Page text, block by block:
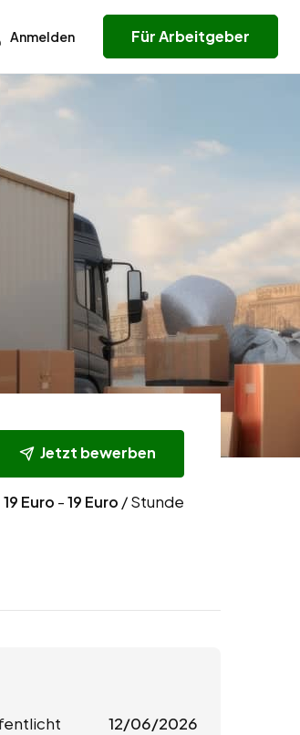
Anmelden Für Arbeitgeber
Jetzt bewerben
19 Euro -19 Euro / Stunde
12/06/2026